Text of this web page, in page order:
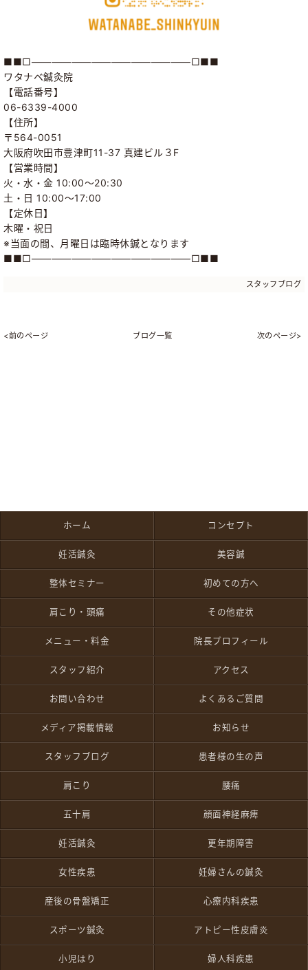
■■□――――――――――――――――□■■
ワタナベ鍼灸院
【電話番号】
06-6339-4000
【住所】
〒564-0051
大阪府吹田市豊津町11-37 真建ビル３F
【営業時間】
火・水・金 10:00～20:30
土・日 10:00～17:00
【定休日】
木曜・祝日
※当面の間、月曜日は臨時休鍼となります
■■□――――――――――――――――□■■
スタッフブログ
<前のページ ブログ一覧 次のページ>
ホーム コンセプト
妊活鍼灸 美容鍼
整体セミナー 初めての方へ
肩こり・頭痛 その他症状
メニュー・料金 院長プロフィール
スタッフ紹介 アクセス
お問い合わせ よくあるご質問
メディア掲載情報 お知らせ
スタッフブログ 患者様の生の声
肩こり 腰痛
五十肩 顔面神経麻痺
妊活鍼灸 更年期障害
女性疾患 妊婦さんの鍼灸
産後の骨盤矯正 心療内科疾患
スポーツ鍼灸 アトピー性皮膚炎
小児はり 婦人科疾患